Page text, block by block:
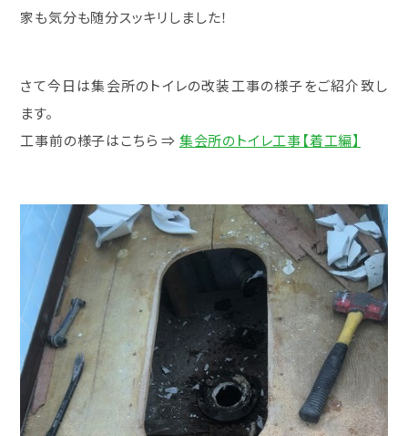
家も気分も随分スッキリしました！
さて今日は集会所のトイレの改装工事の様子をご紹介致し
ます。
工事前の様子はこちら ⇒ 集会所のトイレ工事【着工編】